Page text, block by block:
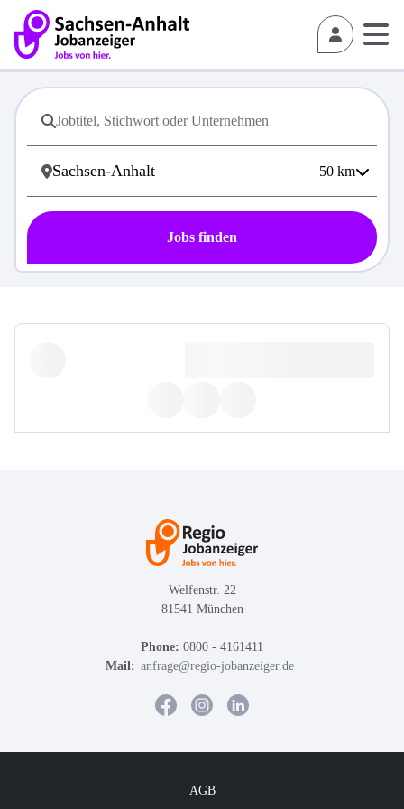
50 km
Jobs finden
Welfenstr. 22
81541 München
Phone: 0800 - 4161411
Mail: anfrage@regio-jobanzeiger.de
AGB